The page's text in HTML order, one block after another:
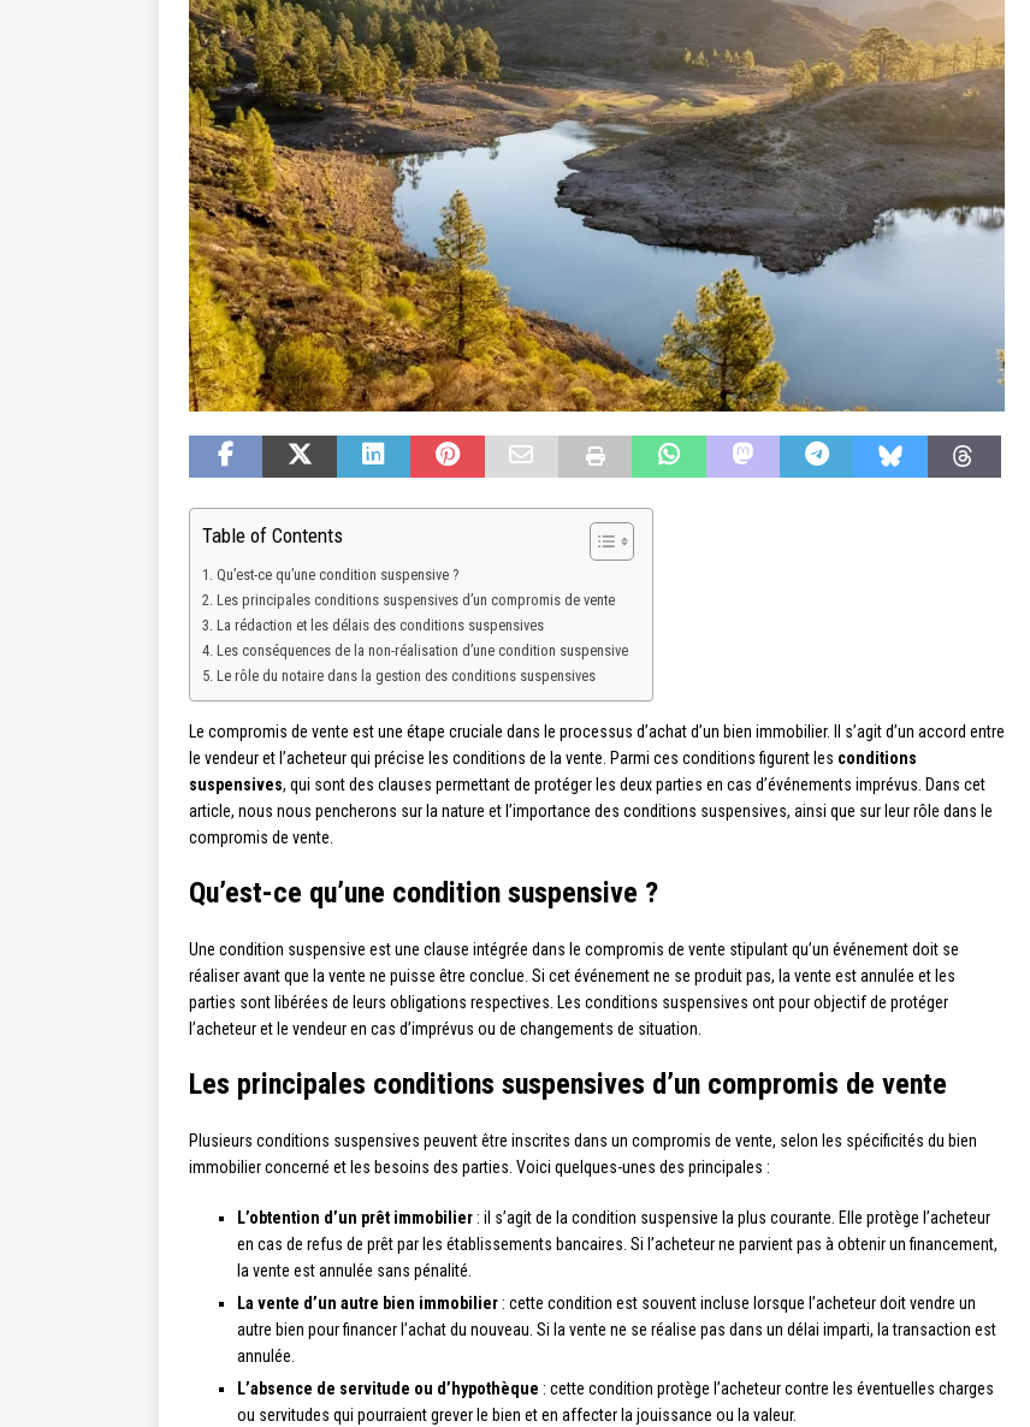
Table of Contents
Qu’est-ce qu’une condition suspensive ?
Les principales conditions suspensives d’un compromis de vente
La rédaction et les délais des conditions suspensives
Les conséquences de la non-réalisation d’une condition suspensive
Le rôle du notaire dans la gestion des conditions suspensives
Le compromis de vente est une étape cruciale dans le processus d’achat d’un bien immobilier. Il s’agit d’un accord entre
le vendeur et l’acheteur qui précise les conditions de la vente. Parmi ces conditions figurent les conditions
suspensives, qui sont des clauses permettant de protéger les deux parties en cas d’événements imprévus. Dans cet
article, nous nous pencherons sur la nature et l’importance des conditions suspensives, ainsi que sur leur rôle dans le
compromis de vente.
Qu’est-ce qu’une condition suspensive ?
Une condition suspensive est une clause intégrée dans le compromis de vente stipulant qu’un événement doit se
réaliser avant que la vente ne puisse être conclue. Si cet événement ne se produit pas, la vente est annulée et les
parties sont libérées de leurs obligations respectives. Les conditions suspensives ont pour objectif de protéger
l’acheteur et le vendeur en cas d’imprévus ou de changements de situation.
Les principales conditions suspensives d’un compromis de vente
Plusieurs conditions suspensives peuvent être inscrites dans un compromis de vente, selon les spécificités du bien
immobilier concerné et les besoins des parties. Voici quelques-unes des principales :
L’obtention d’un prêt immobilier : il s’agit de la condition suspensive la plus courante. Elle protège l’acheteur
en cas de refus de prêt par les établissements bancaires. Si l’acheteur ne parvient pas à obtenir un financement,
la vente est annulée sans pénalité.
La vente d’un autre bien immobilier : cette condition est souvent incluse lorsque l’acheteur doit vendre un
autre bien pour financer l’achat du nouveau. Si la vente ne se réalise pas dans un délai imparti, la transaction est
annulée.
L’absence de servitude ou d’hypothèque : cette condition protège l’acheteur contre les éventuelles charges
ou servitudes qui pourraient grever le bien et en affecter la jouissance ou la valeur.